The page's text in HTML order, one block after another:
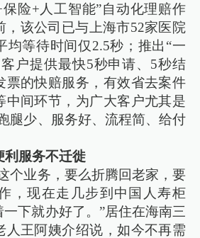
险+人工智能”自动化理赔作
，该公司已与上海市52家医院
均等待时间仅2.5秒；推出“一
户提供最快5秒申请、5秒结
票的快赔服务，有效省去案件
中间环节，为广大客户尤其是
腿少、服务好、流程简、给付
利服务不迁徙
个业务，要么折腾回老家，要
，现在走几步到中国人寿柜
下就办好了。”居住在海南三
人王阿姨介绍说，如今不再需